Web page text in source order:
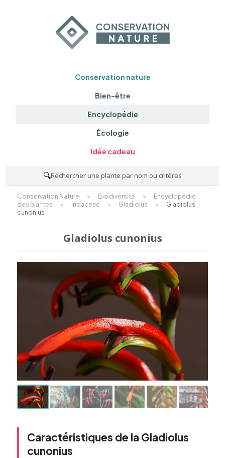
Conservation nature
Bien-être
Encyclopédie
Écologie
Idée cadeau
🔍Rechercher une plante par nom ou critères
Conservation Nature > Biodiversité >
Encyclopédie
des plantes
> Iridaceae > Gladiolus >
Gladiolus
cunonius
Gladiolus cunonius
Caractéristiques de la Gladiolus
cunonius